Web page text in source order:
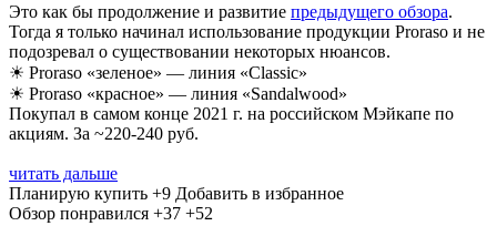
Это как бы продолжение и развитие предыдущего обзора.
Тогда я только начинал использование продукции Proraso и не
подозревал о существовании некоторых нюансов.
☀ Proraso «зеленое» — линия «Classic»
☀ Proraso «красное» — линия «Sandalwood»
Покупал в самом конце 2021 г. на российском Мэйкапе по
акциям. За ~220-240 руб.
читать дальше
Планирую купить +9 Добавить в избранное
Обзор понравился +37 +52